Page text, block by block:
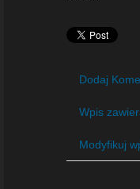
Dodaj
Wpis
Modyfikuj